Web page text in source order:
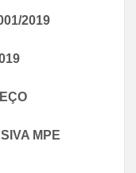
1/2019
MPE